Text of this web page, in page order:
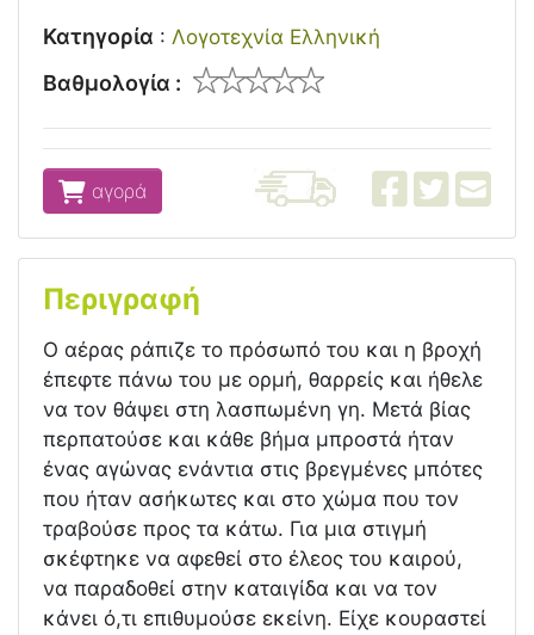
Κατηγορία : Λογοτεχνία Ελληνική
Βαθμολογία :
αγορά
Περιγραφή
Ο αέρας ράπιζε το πρόσωπό του και η βροχή
έπεφτε πάνω του με ορμή, θαρρείς και ήθελε
να τον θάψει στη λασπωμένη γη. Μετά βίας
περπατούσε και κάθε βήμα μπροστά ήταν
ένας αγώνας ενάντια στις βρεγμένες μπότες
που ήταν ασήκωτες και στο χώμα που τον
τραβούσε προς τα κάτω. Για μια στιγμή
σκέφτηκε να αφεθεί στο έλεος του καιρού,
να παραδοθεί στην καταιγίδα και να τον
κάνει ό,τι επιθυμούσε εκείνη. Είχε κουραστεί